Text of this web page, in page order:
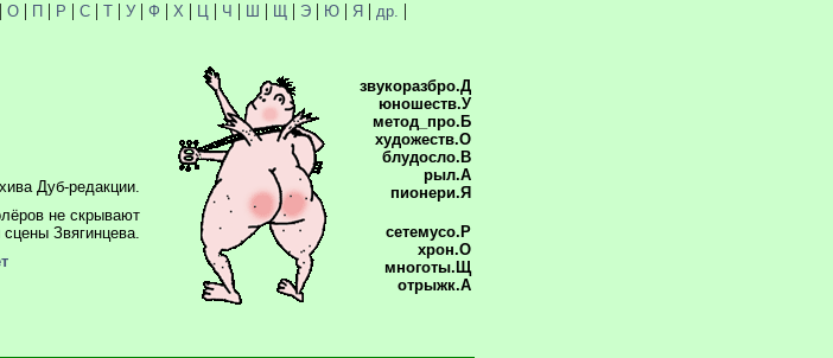
О| П| Р | С| Т| У| Ф | Х | Ц | Ч | Ш | Щ | Э| Ю| Я| др. |
Дуб-редакции.
не скрывают
Звягинцева.
звукоразбро.Д
юношеств.У
метод_про.Б
художеств.О
блудосло.В
рыл.А
пионери.Я
сетемусо.Р
хрон.О
многоты.Щ
отрыжк.А